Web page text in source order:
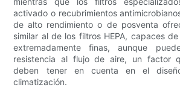
activado o recubrimientos
de alto rendimiento o de posventa
similar al de los filtros HEPA, capaces
extremadamente finas, aunque
resistencia al flujo de aire, un factor
deben tener en cuenta en el
climatización.